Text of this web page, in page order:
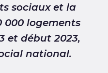
sociaux et la
000 logements
et début 2023,
national.